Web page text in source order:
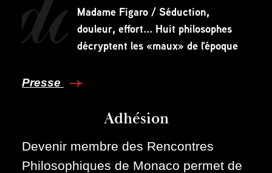
Madame Figaro / Séduction,
douleur, effort... Huit philosophes
décryptent les «maux» de l'époque
Presse
Adhésion
Devenir membre des Rencontres
Philosophiques de Monaco permet de